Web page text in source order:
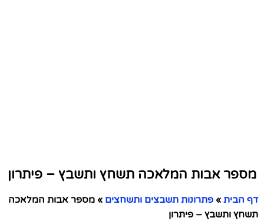
מספר אבות המלאכה תשחץ ותשבץ – פיתרון
דף הבית » פתרונות תשבצים ותשחצים » מספר אבות המלאכה
תשחץ ותשבץ – פיתרון